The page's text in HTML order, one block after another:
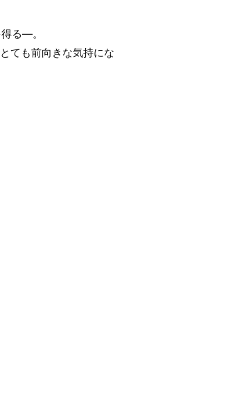
る—。
ても前向きな気持にな